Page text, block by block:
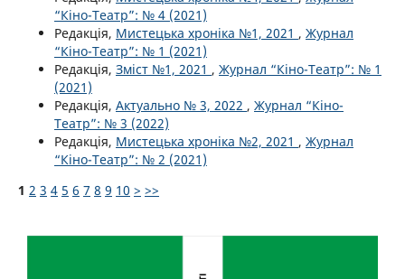
“Кіно-Театр”: № 4 (2021)
Редакція, Мистецька хроніка №1, 2021 , Журнал
“Кіно-Театр”: № 1 (2021)
Редакція, Зміст №1, 2021 , Журнал “Кіно-Театр”: № 1
(2021)
Редакція, Актуально № 3, 2022 , Журнал “Кіно-
Театр”: № 3 (2022)
Редакція, Мистецька хроніка №2, 2021 , Журнал
“Кіно-Театр”: № 2 (2021)
1 2 3 4 5 6 7 8 9 10 > >>